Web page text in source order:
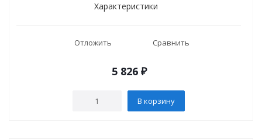
Характеристики
Отложить Сравнить
5 826₽
В корзину